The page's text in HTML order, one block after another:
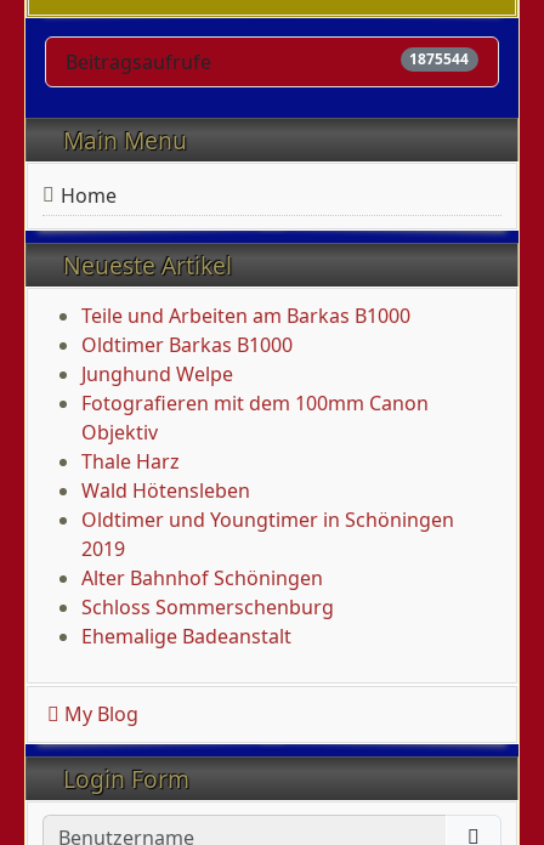
Main Menu
Home
Neueste Artikel
Teile und Arbeiten am Barkas B1000
Oldtimer Barkas B1000
Junghund Welpe
Fotografieren mit dem 100mm Canon
Objektiv
Thale Harz
Wald Hötensleben
Oldtimer und Youngtimer in Schöningen
2019
Alter Bahnhof Schöningen
Schloss Sommerschenburg
Ehemalige Badeanstalt
My Blog
Login Form
Benutzername
Beitragsaufrufe 1875544